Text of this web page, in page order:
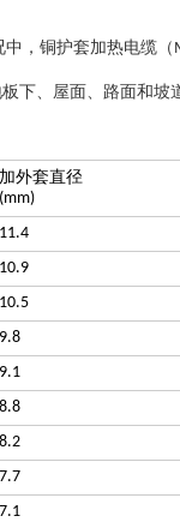
中，铜护套加热电缆（
下、屋面、路面和坡
加外套直径
(mm)
11.4
10.9
10.5
9.8
9.1
8.8
8.2
7.7
7.1